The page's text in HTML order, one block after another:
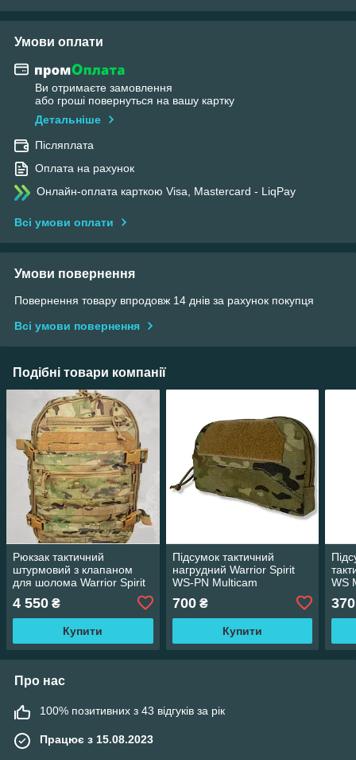
Умови оплати
Ви отримаєте замовлення
або гроші повернуться на вашу картку
Детальніше
Післяплата
Оплата на рахунок
Онлайн-оплата карткою Visa, Mastercard - LiqPay
Всі умови оплати
Умови повернення
Повернення товару впродовж 14 днів за рахунок покупця
Всі умови повернення
Подібні товари компанії
Рюкзак тактичний
штурмовий з клапаном
для шолома Warrior Spirit
4 550 ₴
Купити
Підсумок тактичний
нагрудний Warrior Spirit
WS-PN Multicam
700₴
Купити
WS
370
Про нас
100% позитивних з 43 відгуків за рік
Працює з 15.08.2023